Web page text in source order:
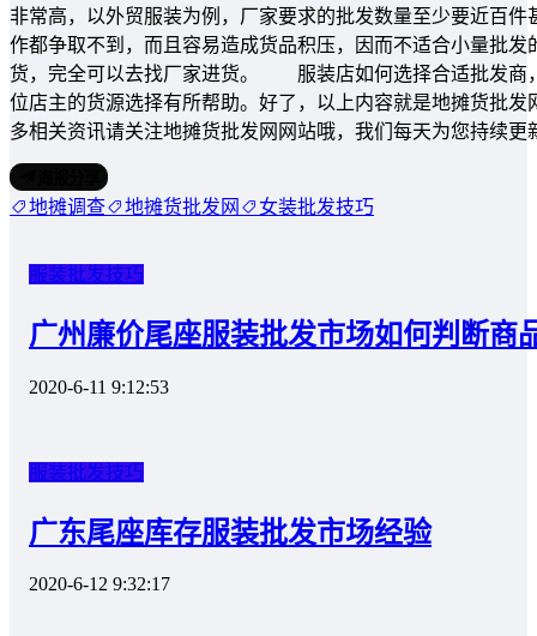
非常高，以外贸服装为例，厂家要求的批发数量至少要近百
作都争取不到，而且容易造成货品积压，因而不适合小量批
货，完全可以去找厂家进货。 服装店如何选择合适批发商
位店主的货源选择有所帮助。好了，以上内容就是地摊货批
多相关资讯请关注地摊货批发网网站哦，我们每天为您持续更
地摊调查 地摊货批发网 女装批发技巧
服装批发技巧
广州廉价尾座服装批发市场如何判断商
2020-6-11 9:12:53
服装批发技巧
广东尾座库存服装批发市场经验
2020-6-12 9:32:17